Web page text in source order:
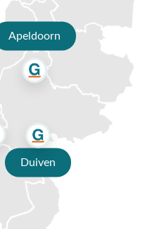
Apeldoorn
Duiven